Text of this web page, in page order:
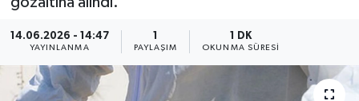
14.06.2026 - 14:47
YAYINLANMA PAYLAŞIM
1 DK
OKUNMA SÜRESI